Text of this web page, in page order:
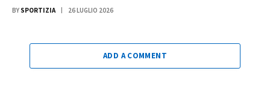
BY SPORTIZIA 26 LUGLIO 2026
ADD A COMMENT